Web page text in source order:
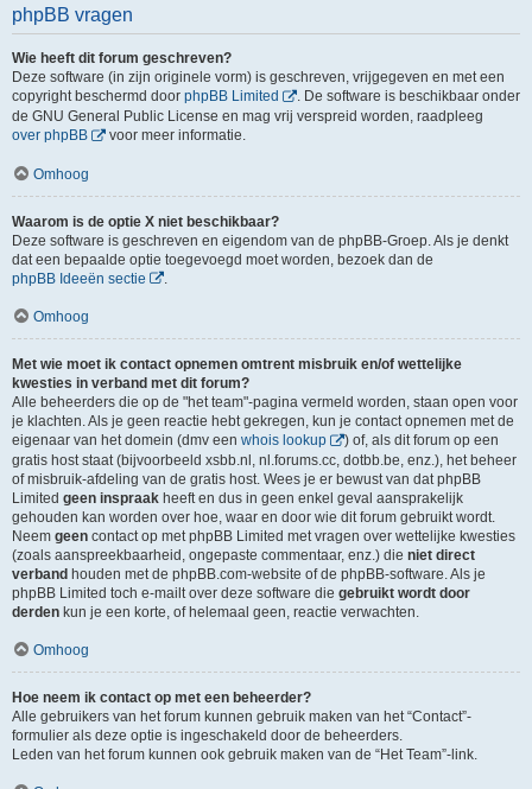
phpBB vragen
Wie heeft dit forum geschreven?
Deze software (in zijn originele vorm) is geschreven, vrijgegeven en met een
copyright beschermd door phpBB Limited
. De software is beschikbaar onder
de GNU General Public License en mag vrij verspreid worden, raadpleeg
over phpBB
voor meer informatie.
Omhoog
Waarom is de optie X niet beschikbaar?
Deze software is geschreven en eigendom van de phpBB-Groep. Als je denkt
dat een bepaalde optie toegevoegd moet worden, bezoek dan de
phpBB Ideeën sectie
Omhoog
Met wie moet ik contact opnemen omtrent misbruik en/of wettelijke
kwesties in verband met dit forum?
Alle beheerders die op de "het team"-pagina vermeld worden, staan open voor
je klachten. Als je geen reactie hebt gekregen, kun je contact opnemen met de
eigenaar van het domein (dmv een whois lookup
) of, als dit forum op een
gratis host staat (bijvoorbeeld xsbb.nl, nl.forums.cc, dotbb.be, enz.), het beheer
of misbruik-afdeling van de gratis host. Wees je er bewust van dat phpBB
Limited geen inspraak heeft en dus in geen enkel geval aansprakelijk
gehouden kan worden over hoe, waar en door wie dit forum gebruikt wordt.
Neem geen contact op met phpBB Limited met vragen over wettelijke kwesties
(zoals aanspreekbaarheid, ongepaste commentaar, enz.) die niet direct
verband houden met de phpBB.com-website of de phpBB-software. Als je
phpBB Limited toch e-mailt over deze software die gebruikt wordt door
derden kun je een korte, of helemaal geen, reactie verwachten.
Omhoog
Hoe neem ik contact op met een beheerder?
Alle gebruikers van het forum kunnen gebruik maken van het “Contact”-
formulier als deze optie is ingeschakeld door de beheerders.
Leden van het forum kunnen ook gebruik maken van de “Het Team”-link.